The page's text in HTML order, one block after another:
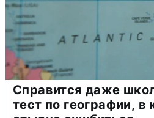
Справится даже
тест по географии, в